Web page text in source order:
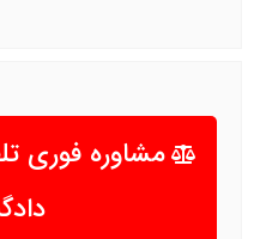
مشاوره فوری